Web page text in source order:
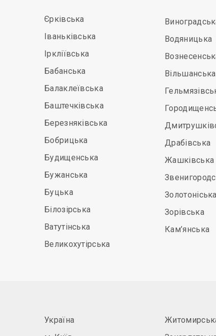
Єрківська
Іваньківська
Іркліївська
Бабанська
Балаклеївська
Баштечківська
Березняківська
Бобрицька
Будищенська
Бужанська
Буцька
Білозірська
Ватутінська
Великохутірська
Водяницька
Вільшанська
Драбівська
Жашківська
Золотоніська
Зорівська
Кам’янська
Україна